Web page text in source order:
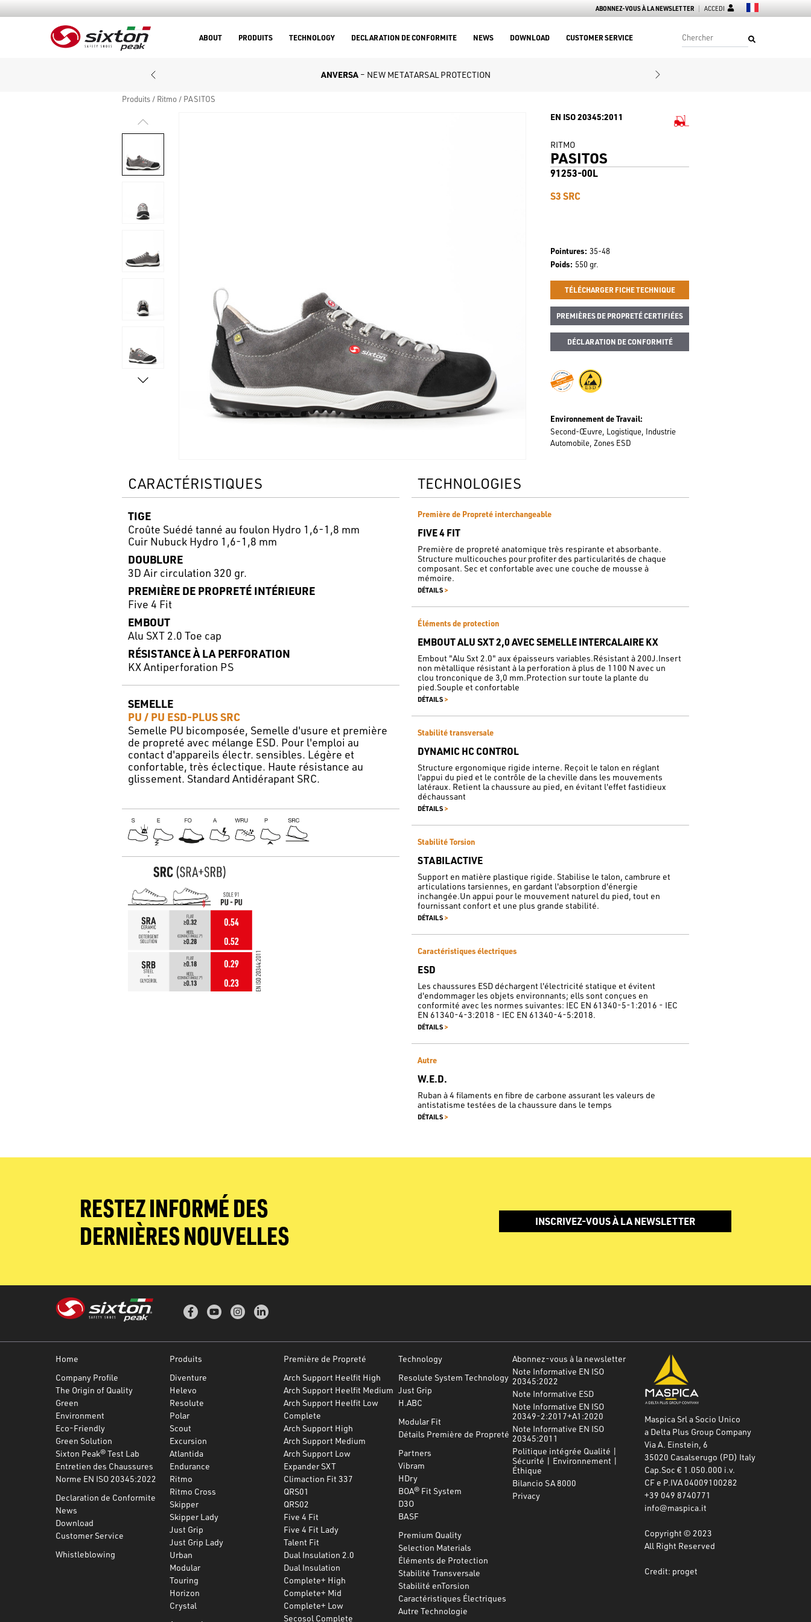
ABONNEZ-VOUS À LA NEWSLETTER ACCEDI
ABOUT PRODUITS TECHNOLOGY DECLARATION DE CONFORMITE NEWS DOWNLOAD CUSTOMER SERVICE
ANVERSA – NEW METATARSAL PROTECTION
Produits Ritmo PASITOS
EN ISO 20345:2011
RITMO
PASITOS
91253-00L
S3 SRC
Pointures 35-48
Poids 550 gr.
TÉLÉCHARGER FICHE TECHNIQUE
PREMIÈRES DE PROPRETÉ CERTIFIÉES
DÉCLARATION DE CONFORMITÉ
Environnement de Travail
Second-Œuvre Logistique Industrie
Automobile Zones ESD
CARACTÉRISTIQUES
TIGE
Croûte Suédé tanné au foulon Hydro 1,6-1,8 mm
Cuir Nubuck Hydro 1,6-1,8 mm
DOUBLURE
3D Air circulation 320 gr.
PREMIÈRE DE PROPRETÉ INTÉRIEURE
Five 4 Fit
EMBOUT
Alu SXT 2.0 Toe cap
RÉSISTANCE À LA PERFORATION
KX Antiperforation PS
SEMELLE
PU / PU ESD-PLUS SRC
Semelle PU bicomposée, Semelle d'usure et première
de propreté avec mélange ESD. Pour l'emploi au
contact d'appareils électr. sensibles. Légère et
confortable, très éclectique. Haute résistance au
glissement. Standard Antidérapant SRC.
TECHNOLOGIES
Première de Propreté interchangeable
FIVE 4 FIT
Première de propreté anatomique très respirante et absorbante.
Structure multicouches pour profiter des particularités de chaque
composant. Sec et confortable avec une couche de mousse à
mémoire.
DÉTAILS >
Éléments de protection
EMBOUT ALU SXT 2,0 AVEC SEMELLE INTERCALAIRE KX
Embout "Alu Sxt 2.0" aux épaisseurs variables.Résistant à 200J.Insert
non mètallique résistant à la perforation à plus de 1100 N avec un
clou tronconique de 3,0 mm.Protection sur toute la plante du
pied.Souple et confortable
DÉTAILS >
Stabilité transversale
DYNAMIC HC CONTROL
Structure ergonomique rigide interne. Reçoit le talon en réglant
l'appui du pied et le contrôle de la cheville dans les mouvements
latéraux. Retient la chaussure au pied, en évitant l'effet fastidieux
déchaussant
DÉTAILS >
Stabilité Torsion
STABILACTIVE
Support en matière plastique rigide. Stabilise le talon, cambrure et
articulations tarsiennes, en gardant l'absorption d'énergie
inchangée.Un appui pour le mouvement naturel du pied, tout en
fournissant confort et une plus grande stabilité.
DÉTAILS >
Caractéristiques électriques
ESD
Les chaussures ESD déchargent l'électricité statique et évitent
d'endommager les objets environnants; ells sont conçues en
conformité avec les normes suivantes: IEC EN 61340-5-1:2016 - IEC
EN 61340-4-3:2018 - IEC EN 61340-4-5:2018.
DÉTAILS >
Autre
W.E.D.
Ruban à 4 filaments en fibre de carbone assurant les valeurs de
antistatisme testées de la chaussure dans le temps
DÉTAILS >
RESTEZ INFORMÉ DES
DERNIÈRES NOUVELLES
INSCRIVEZ-VOUS À LA NEWSLETTER
Home
Company Profile
The Origin of Quality
Green
Environment
Eco-Friendly
Green Solution
Sixton Peak® Test Lab
Entretien des Chaussures
Norme EN ISO 20345:2022
Declaration de Conformite
News
Download
Customer Service
Whistleblowing
Produits
Diventure
Helevo
Resolute
Polar
Scout
Excursion
Atlantida
Endurance
Ritmo
Ritmo Cross
Skipper
Skipper Lady
Just Grip
Just Grip Lady
Urban
Modular
Touring
Horizon
Crystal
Première de Propreté
Arch Support Heelfit High
Arch Support Heelfit Medium
Arch Support Heelfit Low
Complete
Arch Support High
Arch Support Medium
Arch Support Low
Expander SXT
Climaction Fit 337
QRS01
QRS02
Five 4 Fit
Five 4 Fit Lady
Talent Fit
Dual Insulation 2.0
Dual Insulation
Complete+ High
Complete+ Mid
Complete+ Low
Secosol Complete
Technology
Resolute System Technology
Just Grip
H.ABC
Modular Fit
Détails Première de Propreté
Partners
Vibram
HDry
BOA® Fit System
D3O
BASF
Premium Quality
Selection Materials
Éléments de Protection
Stabilité Transversale
Stabilité enTorsion
Caractéristiques Électriques
Autre Technologie
Abonnez-vous à la newsletter
Note Informative EN ISO
20345:2022
Note Informative ESD
Note Informative EN ISO
20349-2:2017+A1:2020
Note Informative EN ISO
20345:2011
Politique intégrée Qualité |
Sécurité | Environnement |
Éthique
Bilancio SA 8000
Privacy
Maspica Srl a Socio Unico
a Delta Plus Group Company
Via A. Einstein, 6
35020 Casalserugo (PD) Italy
Cap.Soc € 1.050.000 i.v.
CF e P.IVA 04009100282
+39 049 8740771
info@maspica.it
Copyright © 2023
All Right Reserved
Credit: proget